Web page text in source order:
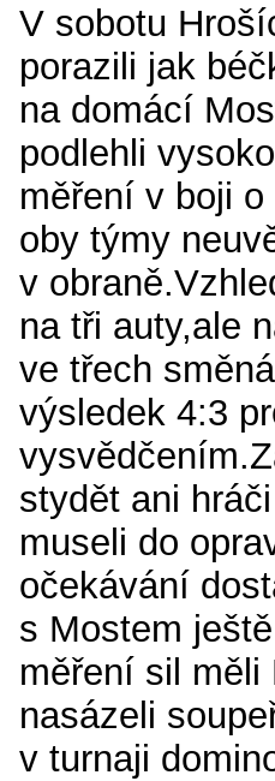
V sobotu
porazili jak
na domácí
podlehli
měření v boji
oby týmy
v
na tři auty,ale
ve třech
výsledek 4:3
stydět ani
museli do
očekávání
s Mostem
měření sil měli
nasázeli
v turnaji